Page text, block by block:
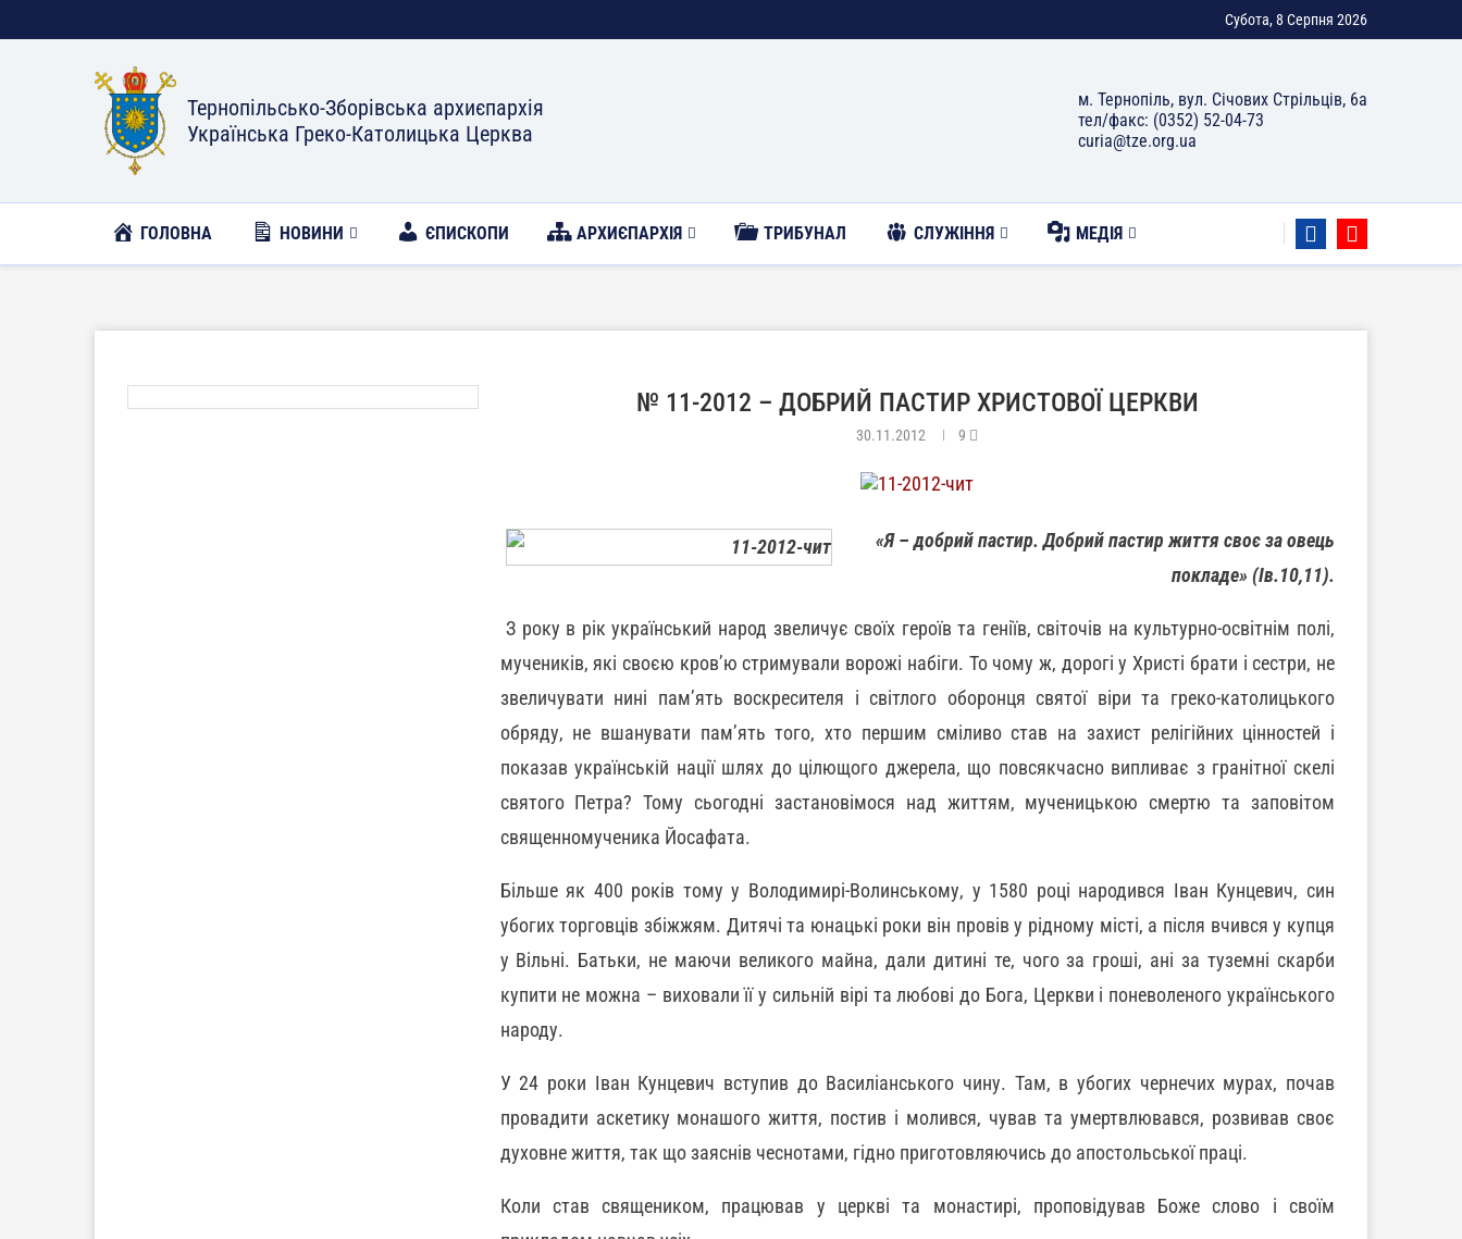
Субота, 8 Серпня 2026
Тернопільсько-Зборівська архиєпархія
Українська Греко-Католицька Церква
м. Тернопіль, вул. Січових Стрільців, 6а
тел/факс: (0352) 52-04-73
curia@tze.org.ua
ГОЛОВНА НОВИНИ ЄПИСКОПИ АРХИЄПАРХІЯ ТРИБУНАЛ CЛУЖІННЯ МЕДІЯ
№ 11-2012 – ДОБРИЙ ПАСТИР ХРИСТОВОЇ ЦЕРКВИ
30.11.2012 9
«Я – добрий пастир. Добрий пастир життя своє за овець
покладе» (Ів.10,11).
З року в рік український народ звеличує своїх героїв та геніїв, світочів на культурно-освітнім полі,
мучеників, які своєю кров’ю стримували ворожі набіги. То чому ж, дорогі у Христі брати і сестри, не
звеличувати нині пам’ять воскресителя і світлого оборонця святої віри та греко-католицького
обряду, не вшанувати пам’ять того, хто першим сміливо став на захист релігійних цінностей і
показав українській нації шлях до цілющого джерела, що повсякчасно випливає з гранітної скелі
святого Петра? Тому сьогодні застановімося над життям, мученицькою смертю та заповітом
священномученика Йосафата.
Більше як 400 років тому у Володимирі-Волинському, у 1580 році народився Іван Кунцевич, син
убогих торговців збіжжям. Дитячі та юнацькі роки він провів у рідному місті, а після вчився у купця
у Вільні. Батьки, не маючи великого майна, дали дитині те, чого за гроші, ані за туземні скарби
купити не можна – виховали її у сильній вірі та любові до Бога, Церкви і поневоленого українського
народу.
У 24 роки Іван Кунцевич вступив до Василіанського чину. Там, в убогих чернечих мурах, почав
провадити аскетику монашого життя, постив і молився, чував та умертвлювався, розвивав своє
духовне життя, так що заяснів чеснотами, гідно приготовляючись до апостольської праці.
Коли став священиком, працював у церкві та монастирі, проповідував Боже слово і своїм